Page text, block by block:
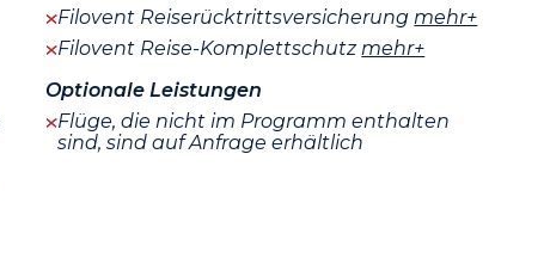
Filovent Reiserücktrittsversicherungmehr+
Filovent Reise-Komplettschutzmehr+
Optionale Leistungen
Flüge, die nicht im Programm enthalten
sind, sind auf Anfrage erhältlich